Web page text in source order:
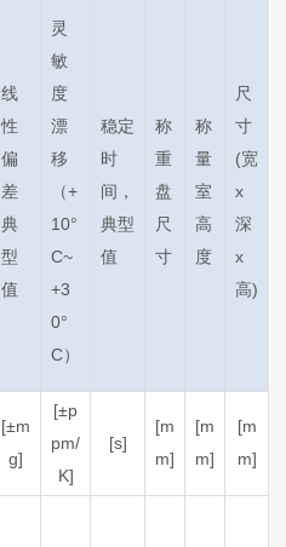
线
性
偏
差
典
型
值
灵
敏
度
漂
移
（+
10°
C~
+3
0°
C）
稳定
时
间，
典型
值
称
重
盘
尺
寸
称
量
室
高
度
尺
寸
(宽
x
深
x
高)
[±m
g]
[±p
pm/
K]
[s]
[m
m]
[m
m]
[m
m]